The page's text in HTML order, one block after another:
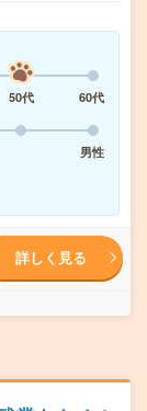
50代
60代
男性
詳しく見る